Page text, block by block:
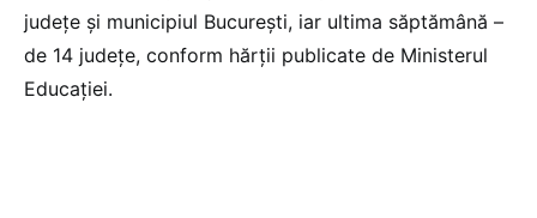
județe și municipiul București, iar ultima săptămână –
de 14 județe, conform hărții publicate de Ministerul
Educației.